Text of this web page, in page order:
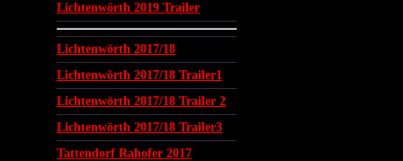
Lichtenwörth 2019 Trailer
Lichtenwörth 2017/18
Lichtenwörth 2017/18 Trailer1
Lichtenwörth 2017/18 Trailer 2
Lichtenwörth 2017/18 Trailer3
Tattendorf Rahofer 2017